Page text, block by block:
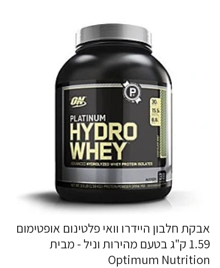
-17%
אבקת חלבון היידרו וואי פלטינום אופטימום
1.59 ק"ג בטעם מהירות וניל - מבית
Optimum Nutrition